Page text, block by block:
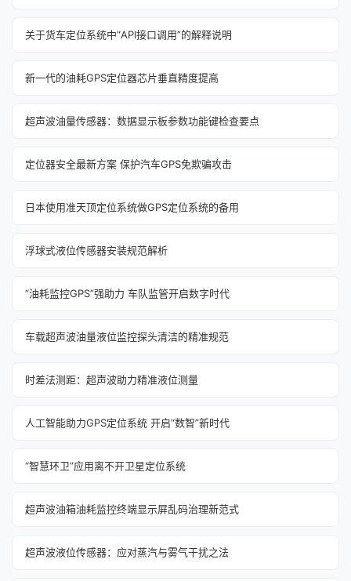
关于货车定位系统中“API接口调用”的解释说明
新一代的油耗GPS定位器芯片垂直精度提高
超声波油量传感器：数据显示板参数功能键检查要点
定位器安全最新方案 保护汽车GPS免欺骗攻击
日本使用准天顶定位系统做GPS定位系统的备用
浮球式液位传感器安装规范解析
“油耗监控GPS”强助力 车队监管开启数字时代
车载超声波油量液位监控探头清洁的精准规范
时差法测距：超声波助力精准液位测量
人工智能助力GPS定位系统 开启“数智”新时代
“智慧环卫”应用离不开卫星定位系统
超声波油箱油耗监控终端显示屏乱码治理新范式
超声波液位传感器：应对蒸汽与雾气干扰之法